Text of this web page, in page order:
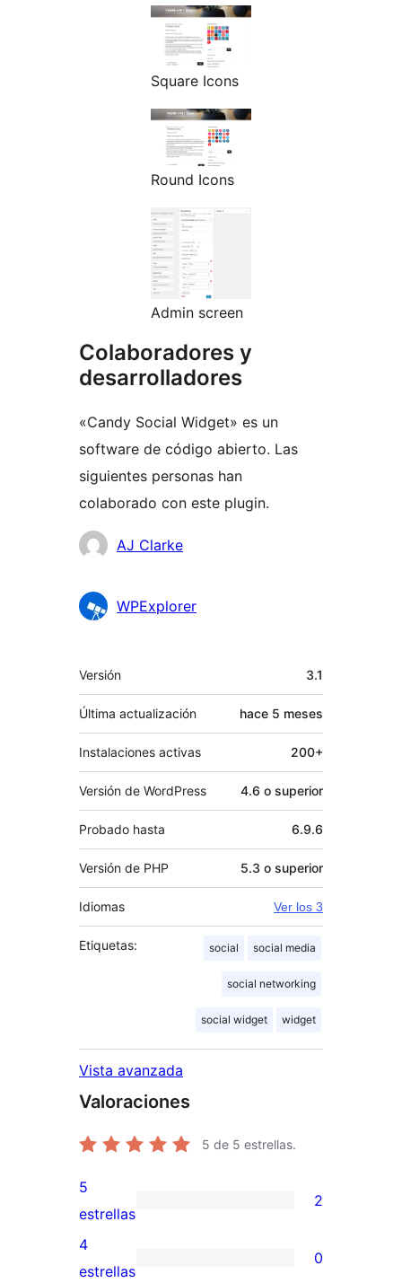
Square Icons
Round Icons
Admin screen
Colaboradores y
desarrolladores
«Candy Social Widget» es un
software de código abierto. Las
siguientes personas han
colaborado con este plugin.
Colaboradores
AJ Clarke
WPExplorer
Meta
Versión 3.1
Última actualización hace 5 meses
Instalaciones activas 200+
Versión de WordPress 4.6 o superior
Probado hasta 6.9.6
Versión de PHP 5.3 o superior
Idiomas Ver los 3
Etiquetas: social social media
social networking
social widget widget
Vista avanzada
Valoraciones
5 de 5 estrellas.
2
valoraciones
de
5
estrellas
2
0
4
estrellas
0